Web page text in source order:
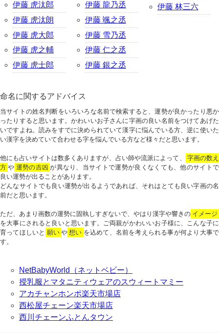
伊藤 虎汰郎
伊藤 虎汰朗
伊藤 虎大郎
伊藤 虎之輔
伊藤 虎士郎
伊藤 龍乃丞
伊藤 颯之丞
伊藤 雪乃丞
伊藤 仁之丞
伊藤 銀之丞
伊藤 林三六
命名に関するアドバイス
当サイトの姓名判断をいろいろな名前で検索すると、運勢が良かったり悪か
ったりすると思います。かわいいお子さんに字画の良い名前をつけてあげた
いですよね。読みをすでに決められていて漢字に悩んでいる方、逆に使いた
い漢字を決めていて合わせる字を悩んでいる方など様々だと思います。
他にも占いサイトは数多くありますが、占い師や流派によって、
字画の数え
方 や 運勢の吉凶 が異なり、当サイトで運勢が良くなくても、他のサイトで
良い運勢が出ることがあります。
どんなサイトでも良い運勢が出るようであれば、それはとても良い字画の名
前だと思います。
ただ、あまり画数の運勢に固執しすぎないで、やはり漢字や響きの イメージ
を大事にされると良いと思います。ご両親がかわいいお子様に、こんな子に
育ってほしいと 願い や 想い を込めて、名前を考えられる事が何より大事で
す。
NetBabyWorld（ネットベビー）
授乳服とマタニティウェアのスウィートマミー
アカチャンホンポ楽天市場店
西松屋チェーン楽天市場店
西川チェーンふとんタウン